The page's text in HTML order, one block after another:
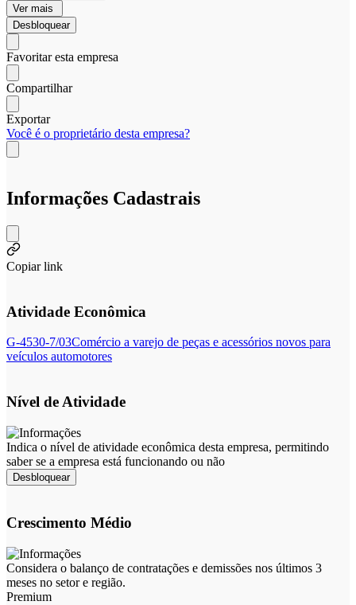
Ver mais
Desbloquear
Favoritar esta empresa
Compartilhar
Exportar
Você é o proprietário desta empresa?
Informações Cadastrais
Copiar link
Atividade Econômica
G-4530-7/03Comércio a varejo de peças e acessórios novos para
veículos automotores
Nível de Atividade
Indica o nível de atividade econômica desta empresa, permitindo
saber se a empresa está funcionando ou não
Desbloquear
Crescimento Médio
Considera o balanço de contratações e demissões nos últimos 3
meses no setor e região.
Premium